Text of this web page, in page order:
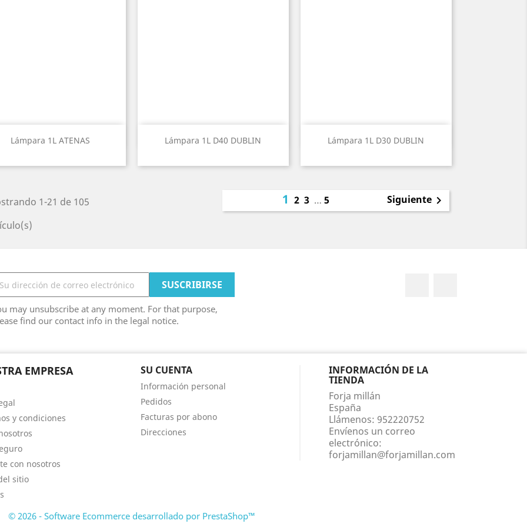
Lámpara 1L ATENAS
Vista rápida Lámpara 1L D40 DUBLIN
Vista rápida Lámpara 1L D30 DUBLIN
Vista rápida
1-21 de 105
1 2 3 … 5 Siguiente
may unsubscribe at any moment. For that purpose,
find our contact info in the legal notice.
EMPRESA
y condiciones
con nosotros
sitio
SU CUENTA
Información personal
Pedidos
Facturas por abono
Direcciones
INFORMACIÓN DE LA
TIENDA
Forja millán
España
Llámenos: 952220752
Envíenos un correo
electrónico:
forjamillan@forjamillan.com
© 2026 - Software Ecommerce desarrollado por PrestaShop™